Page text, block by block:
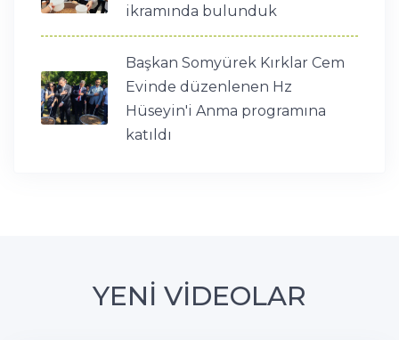
ikramında bulunduk
Başkan Somyürek Kırklar Cem
Evinde düzenlenen Hz
Hüseyin'i Anma programına
katıldı
YENİ VİDEOLAR